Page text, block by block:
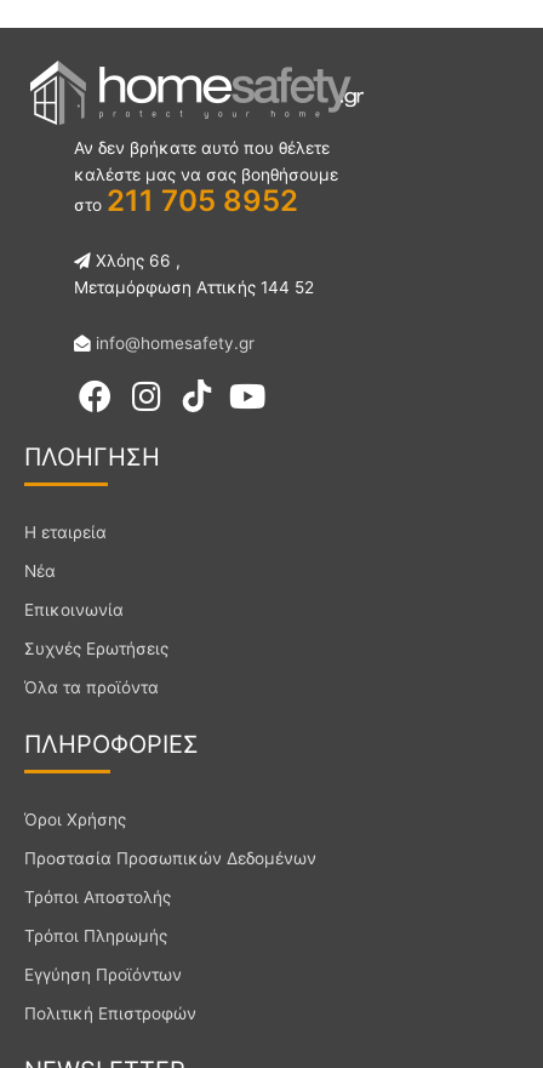
Αν δεν βρήκατε αυτό που θέλετε
καλέστε μας να σας βοηθήσουμε
στο 211 705 8952
Χλόης 66 ,
Μεταμόρφωση Αττικής 144 52
info@homesafety.gr
F
a
c
e
o
k
I
n
a
m
ΠΛΟΗΓΗΣΗ
Η εταιρεία
Νέα
Επικοινωνία
Συχνές Ερωτήσεις
Όλα τα προϊόντα
ΠΛΗΡΟΦΟΡΙΕΣ
Όροι Χρήσης
Προστασία Προσωπικών Δεδομένων
Τρόποι Αποστολής
Τρόποι Πληρωμής
Εγγύηση Προϊόντων
Πολιτική Επιστροφών